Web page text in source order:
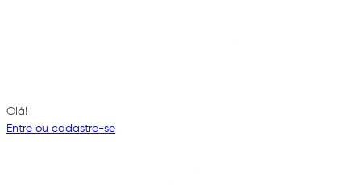
Olá!
Entre ou cadastre-se